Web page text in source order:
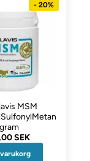
- 20%
MSM
SEK